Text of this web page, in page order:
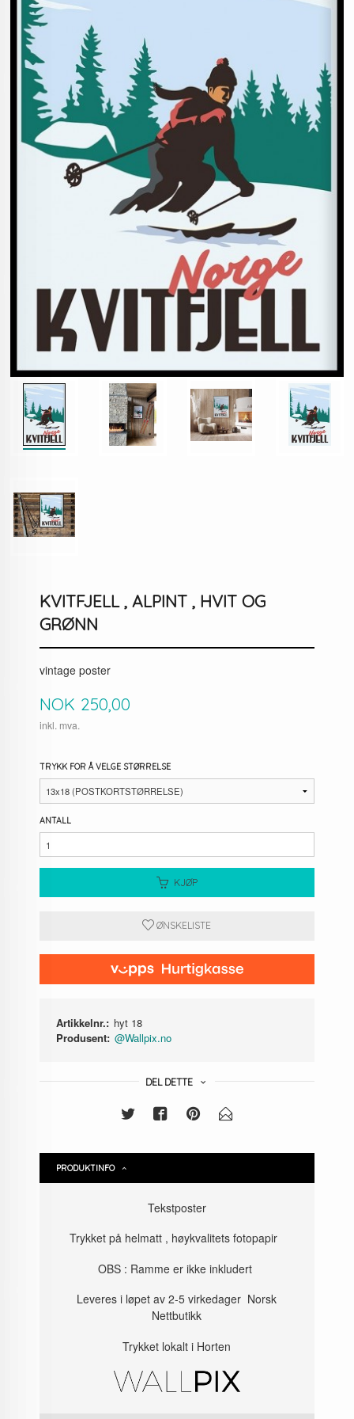
KVITFJELL , ALPINT , HVIT OG
GRØNN
vintage poster
Pris
NOK 250,00
inkl. mva.
TRYKK FOR Å VELGE STØRRELSE
ANTALL
KJØP
ØNSKELISTE
Artikkelnr.: hyt 18
Produsent: @Wallpix.no
DEL DETTE
PRODUKTINFO
Tekstposter
Trykket på helmatt , høykvalitets fotopapir
OBS : Ramme er ikke inkludert
Leveres i løpet av 2-5 virkedager Norsk
Nettbutikk
Trykket lokalt i Horten